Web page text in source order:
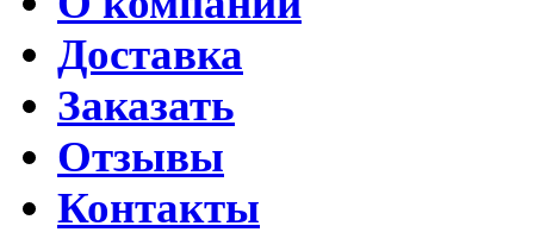
Доставка
Заказать
Отзывы
Контакты